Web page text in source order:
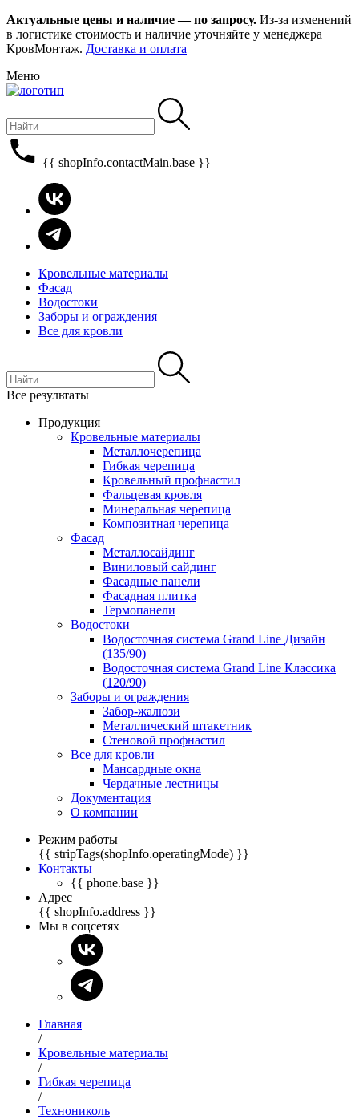
Актуальные цены и наличие — по запросу. Из-за изменений
в логистике стоимость и наличие уточняйте у менеджера
КровМонтаж. Доставка и оплата
Меню
{{ shopInfo.contactMain.base }}
Кровельные материалы
Фасад
Водостоки
Заборы и ограждения
Все для кровли
Все результаты
Продукция
Кровельные материалы
Металлочерепица
Гибкая черепица
Кровельный профнастил
Фальцевая кровля
Минеральная черепица
Композитная черепица
Фасад
Металлосайдинг
Виниловый сайдинг
Фасадные панели
Фасадная плитка
Термопанели
Водостоки
Водосточная система Grand Line Дизайн
(135/90)
Водосточная система Grand Line Классика
(120/90)
Заборы и ограждения
Забор-жалюзи
Металлический штакетник
Стеновой профнастил
Все для кровли
Мансардные окна
Чердачные лестницы
Документация
О компании
Режим работы
{{ stripTags(shopInfo.operatingMode) }}
Контакты
{{ phone.base }}
Адрес
{{ shopInfo.address }}
Мы в соцсетях
Главная
/
Кровельные материалы
/
Гибкая черепица
/
Технониколь